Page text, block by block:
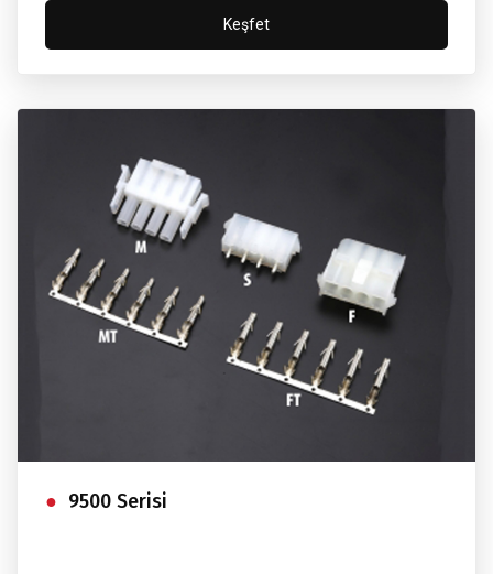
Keşfet
9500 Serisi